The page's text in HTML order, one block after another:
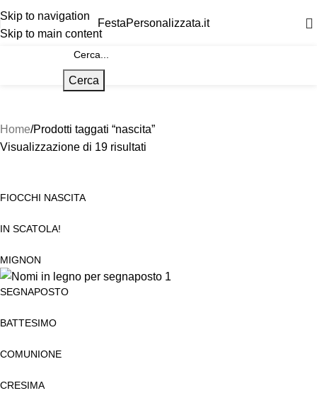
Skip to navigation
Skip to main content
FestaPersonalizzata.it
Cerca
Home Prodotti taggati “nascita”
Visualizzazione di 19 risultati
FIOCCHI NASCITA
IN SCATOLA!
MIGNON
SEGNAPOSTO
BATTESIMO
COMUNIONE
CRESIMA